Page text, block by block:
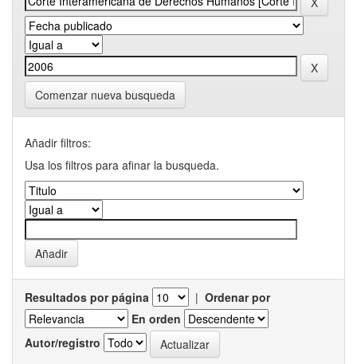
Comenzar nueva busqueda
Añadir filtros:
Usa los filtros para afinar la busqueda.
Resultados por página | Ordenar por
En orden
Autor/registro